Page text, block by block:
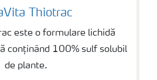
Thiotrac
este o formulare lichidă
conținând 100% sulf solubil
de plante.